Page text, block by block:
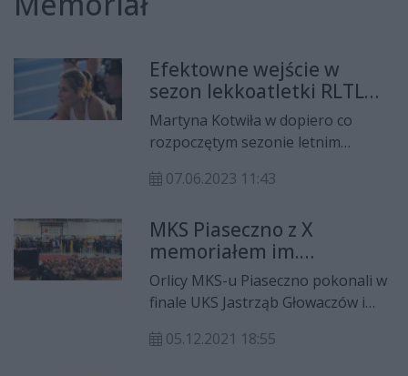
Efektowne wejście w
sezon lekkoatletki RLTL
Optimy Radom
Martyna Kotwiła w dopiero co
rozpoczętym sezonie letnim
jest w formie! Udowodniła to m.in.,
oraz Bydgoszczy.
07.06.2023 11:43
MKS Piaseczno z X
memoriałem im.
Władysława Kramczyka
Orlicy MKS-u Piaseczno pokonali w
finale UKS Jastrząb Głowaczów i
jubileuszowego Memoriału im.
05.12.2021 18:55